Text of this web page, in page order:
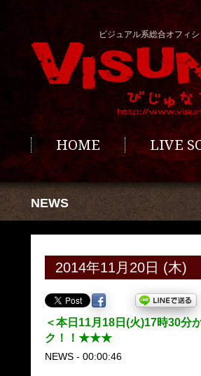
ビジュアル系総合オフィ
HOME LIVE
NEWS
2014年11月20日 (木)
＜本日11月18日(火)17時30
ク！！★★★
NEWS - 00:00:46